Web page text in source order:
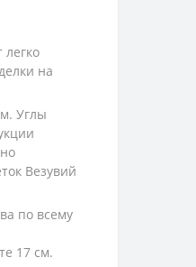
на
Углы
Везувий
по всему
17 см.